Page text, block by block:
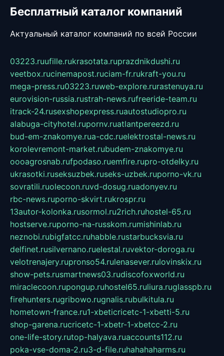
Бесплатный каталог компаний
Актуальный каталог компаний по всей России
03223.ruufille.rukrasotata.ruprazdnikdushi.ru
veetbox.rucinemapost.ruciam-fr.rukraft-you.ru
mega-press.ru03223.ruweb-explore.rurastenuya.ru
eurovision-russia.rustrah-news.rufreeride-team.ru
itrack-24.rusexshopexpress.ruautostudiopro.ru
alabuga-cityhotel.rupornv.ruatlantpereezd.ru
bud-em-znakomye.rua-cdc.ruelektrostal-news.ru
korolevremont-market.rubudem-znakomye.ru
oooagrosnab.rufpodaso.ruemfire.rupro-otdelky.ru
ukrasotki.ruseksuzbek.ruseks-uzbek.ruporno-vk.ru
sovratili.ruolecoon.ruvd-dosug.ruadonyev.ru
rbc-news.ruporno-skvirt.rukrospr.ru
13autor-kolonka.rusormol.ru2rich.ruhostel-65.ru
hostserve.ruporno-na-russkom.rumishinlab.ru
neznobi.rubigfatcc.ruhabble.rustarbucksvia.ru
delfinet.rusilvernano.ruelestal.ruvektor-doroga.ru
velotrenajery.rupronso54.rulenasever.rulovinskix.ru
show-pets.rusmartnews03.rudiscofoxworld.ru
miraclecoon.rupongup.ruhostel65.ruliura.ruglasspb.ru
firehunters.rugribowo.rugnalis.rubulkitula.ru
hometown-france.ru1-xbeticricetc-1-xbetti-5.ru
shop-garena.rucricetc-1-xbetr-1-xbetcc-2.ru
one-life-story.rutop-halyava.ruaccounts112.ru
poka-vse-doma-2.ru3-d-file.ruhahahaharms.ru